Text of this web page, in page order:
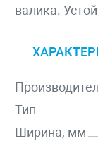
валика.
Тип
Ширина, мм